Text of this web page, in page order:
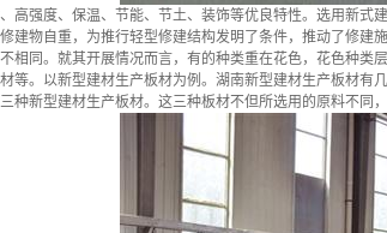
强度、保温、节能、节土、装饰等优良特性。选用新式
建物自重，为推行轻型修建结构发明了条件，推动了修
相同。就其开展情况而言，有的种类重在花色，花色种
等。以新型建材生产板材为例。 湖南新型建材生产板材有
种新型建材生产板材。这三种板材不但所选用的原料不同